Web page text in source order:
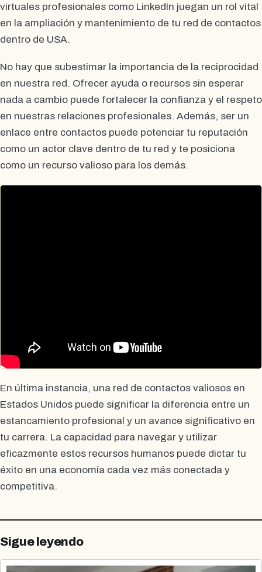
virtuales profesionales como LinkedIn juegan un rol vital
en la ampliación y mantenimiento de tu red de contactos
dentro de USA.
No hay que subestimar la importancia de la reciprocidad
en nuestra red. Ofrecer ayuda o recursos sin esperar
nada a cambio puede fortalecer la confianza y el respeto
en nuestras relaciones profesionales. Además, ser un
enlace entre contactos puede potenciar tu reputación
como un actor clave dentro de tu red y te posiciona
como un recurso valioso para los demás.
En última instancia, una red de contactos valiosos en
Estados Unidos puede significar la diferencia entre un
estancamiento profesional y un avance significativo en
tu carrera. La capacidad para navegar y utilizar
eficazmente estos recursos humanos puede dictar tu
éxito en una economía cada vez más conectada y
competitiva.
Sigue leyendo